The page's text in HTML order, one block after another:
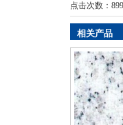
点击次数： 899
相关产品